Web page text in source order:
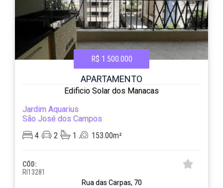
R$ 1.500.000
APARTAMENTO
Edificio Solar dos Manacas
Jardim Aquarius
São José dos Campos
4
2 1 153.00m²
CÓD:
RI13281
Rua das Carpas, 70